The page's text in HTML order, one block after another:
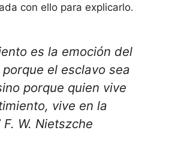
con ello para explicarlo.
es la emoción del
el esclavo sea
porque quien vive
vive en la
W. Nietszche